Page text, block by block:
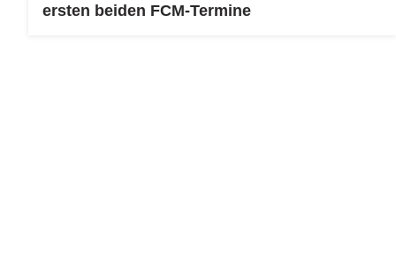
ersten beiden FCM-Termine